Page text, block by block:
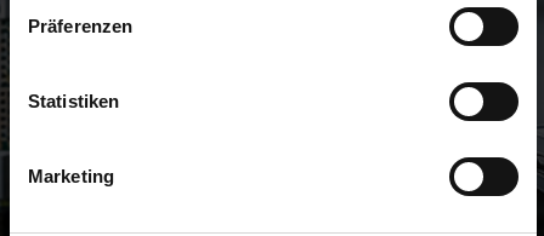
Präferenzen
Statistiken
Marketing